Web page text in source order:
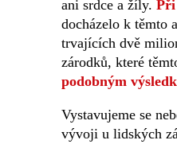
ani srdce a žíly. Při
docházelo k těmto
trvajících dvě
zárodků, které
podobným
Vystavujeme se
vývoji u lidských